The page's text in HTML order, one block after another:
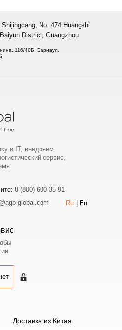
и IT, внедряем
сервис,
Shijingcang, No. 474 Huangshi
District, Guangzhou
8 (800) 600-35-91
global.com |
Ru En
Доставка из Китая
116/40Б, Барнаул,